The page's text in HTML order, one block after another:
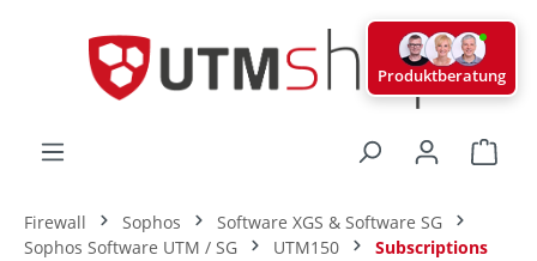
Firewall Sophos
Software XGS & Software SG
Sophos Software UTM / SG
UTM150 Subscriptions
Produktberatung